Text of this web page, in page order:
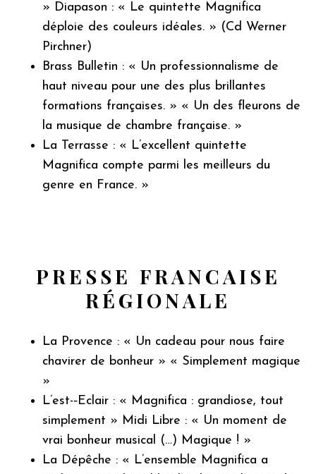
» Diapason : « Le quintette Magnifica
déploie des couleurs idéales. » (Cd Werner
Pirchner)
Brass Bulletin : « Un professionnalisme de
haut niveau pour une des plus brillantes
formations françaises. » « Un des fleurons de
la musique de chambre française. »
La Terrasse : « L’excellent quintette
Magnifica compte parmi les meilleurs du
genre en France. »
PRESSE FRANCAISE
RÉGIONALE
La Provence : « Un cadeau pour nous faire
chavirer de bonheur » « Simplement magique
»
L’est-­‐Eclair : « Magnifica : grandiose, tout
simplement » Midi Libre : « Un moment de
vrai bonheur musical (…) Magique ! »
La Dépêche : « L’ensemble Magnifica a